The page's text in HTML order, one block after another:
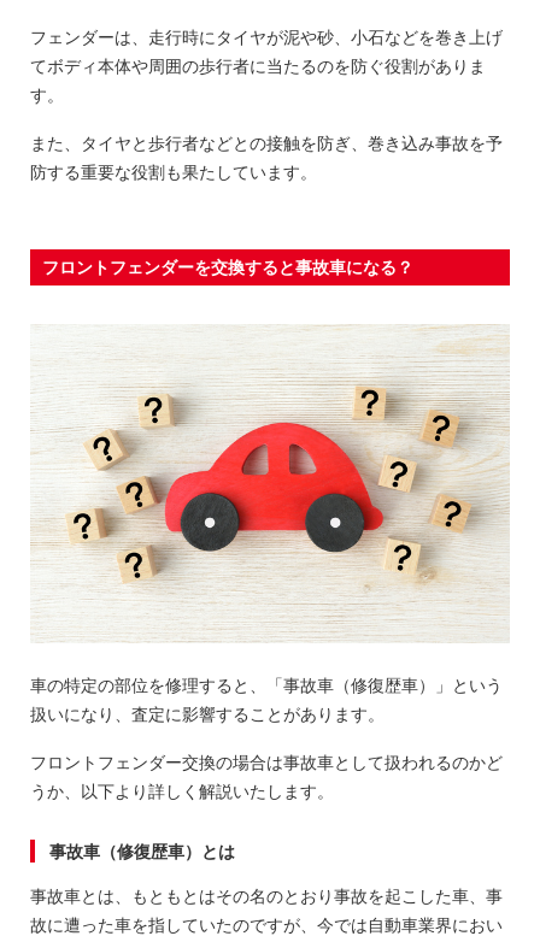
フェンダーは、走行時にタイヤが泥や砂、小石などを巻き上げ
てボディ本体や周囲の歩行者に当たるのを防ぐ役割がありま
す。
また、タイヤと歩行者などとの接触を防ぎ、巻き込み事故を予
防する重要な役割も果たしています。
フロントフェンダーを交換すると事故車になる？
車の特定の部位を修理すると、「事故車（修復歴車）」という
扱いになり、査定に影響することがあります。
フロントフェンダー交換の場合は事故車として扱われるのかど
うか、以下より詳しく解説いたします。
事故車（修復歴車）とは
事故車とは、もともとはその名のとおり事故を起こした車、事
故に遭った車を指していたのですが、今では自動車業界におい